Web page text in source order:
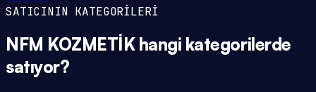
SATICININ KATEGORİLERİ
NFM KOZMETİKhangi kategorilerde
satıyor?